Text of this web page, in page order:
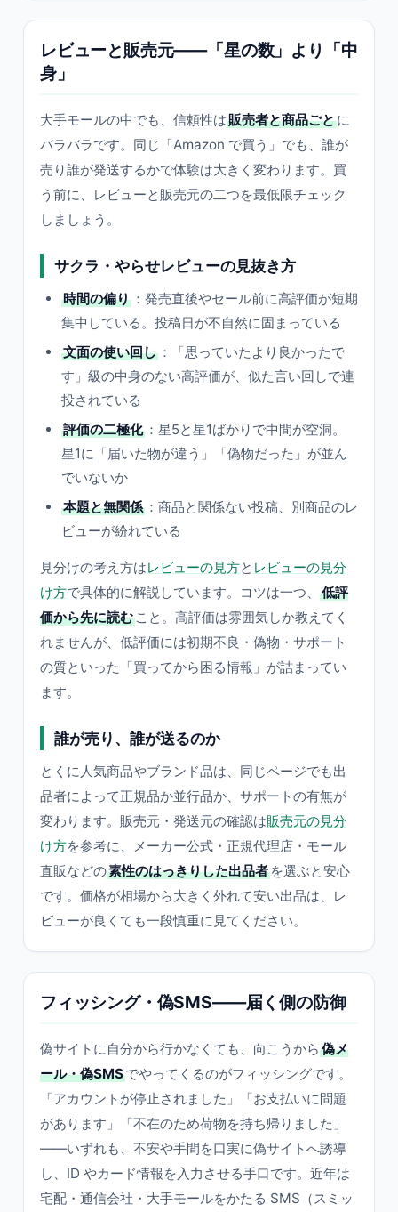
レビューと販売元——「星の数」より「中
身」
大手モールの中でも、信頼性は販売者と商品ごとに
バラバラです。同じ「Amazon で買う」でも、誰が
売り誰が発送するかで体験は大きく変わります。買
う前に、レビューと販売元の二つを最低限チェック
しましょう。
サクラ・やらせレビューの見抜き方
時間の偏り ：発売直後やセール前に高評価が短期
集中している。投稿日が不自然に固まっている
文面の使い回し ：「思っていたより良かったで
す」級の中身のない高評価が、似た言い回しで連
投されている
評価の二極化 ：星5と星1ばかりで中間が空洞。
星1に「届いた物が違う」「偽物だった」が並ん
でいないか
本題と無関係 ：商品と関係ない投稿、別商品のレ
ビューが紛れている
見分けの考え方はレビューの見方と レビューの見分
け方で具体的に解説しています。コツは一つ、
低評
価から先に読む こと。高評価は雰囲気しか教えてく
れませんが、低評価には初期不良・偽物・サポート
の質といった「買ってから困る情報」が詰まってい
ます。
誰が売り、誰が送るのか
とくに人気商品やブランド品は、同じページでも出
品者によって正規品か並行品か、サポートの有無が
変わります。販売元・発送元の確認は販売元の見分
け方を参考に、メーカー公式・正規代理店・モール
直販などの素性のはっきりした出品者 を選ぶと安心
です。価格が相場から大きく外れて安い出品は、レ
ビューが良くても一段慎重に見てください。
フィッシング・偽SMS——届く側の防御
偽サイトに自分から行かなくても、向こうから 偽メ
ール・偽SMSでやってくるのがフィッシングです。
「アカウントが停止されました」「お支払いに問題
があります」「不在のため荷物を持ち帰りました」
——いずれも、不安や手間を口実に偽サイトへ誘導
し、ID やカード情報を入力させる手口です。近年は
宅配・通信会社・大手モールをかたる SMS（スミッ